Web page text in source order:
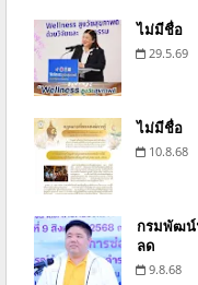
ไม่มีชื่อ
29.5.69
ไม่มีชื่อ
10.8.68
กรมพัฒน์
ลด
9.8.68